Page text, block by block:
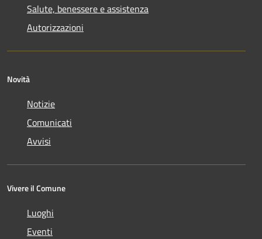
Salute, benessere e assistenza
Autorizzazioni
Novità
Notizie
Comunicati
Avvisi
Vivere il Comune
Luoghi
Eventi